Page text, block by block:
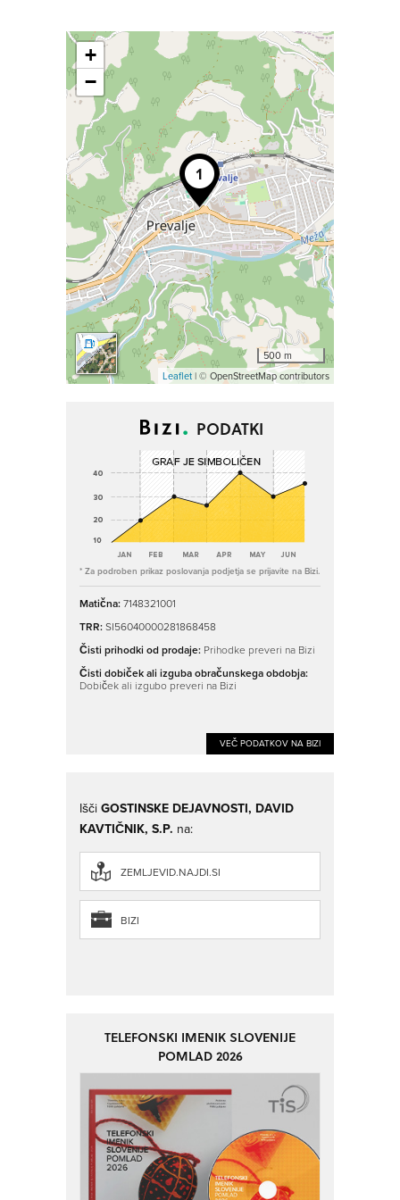
+
−
500 m
Leaflet| © OpenStreetMap contributors
PODATKI
* Za podroben prikaz poslovanja podjetja se prijavite na Bizi.
Matična:7148321001
TRR:SI56040000281868458
Čisti prihodki od prodaje: Prihodke preveri na Bizi
Čisti dobiček ali izguba obračunskega obdobja:
Dobiček ali izgubo preveri na Bizi
VEČ PODATKOV NA BIZI
IščiGOSTINSKE DEJAVNOSTI, DAVID
KAVTIČNIK, S.P. na:
ZEMLJEVID.NAJDI.SI
BIZI
TELEFONSKI IMENIK SLOVENIJE
POMLAD 2026